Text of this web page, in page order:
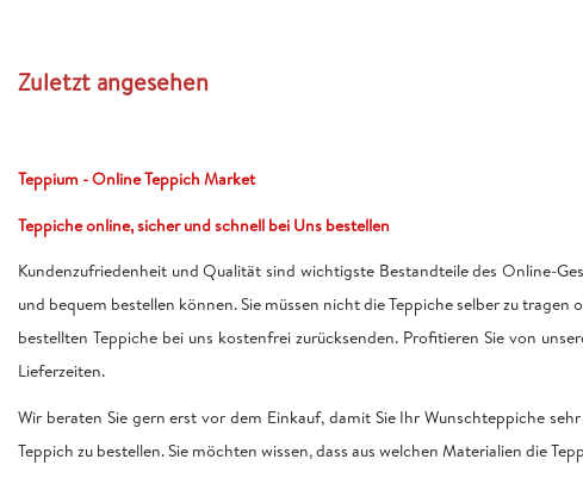
Zuletzt angesehen
Teppium - Online Teppich Market
Teppiche online, sicher und schnell bei Uns bestellen
Kundenzufriedenheit und Qualität sind wichtigste Bestandteile des Online-
und bequem bestellen können. Sie müssen nicht die Teppiche selber zu
bestellten Teppiche bei uns kostenfrei zurücksenden. Profitieren Sie von
Lieferzeiten.
Wir beraten Sie gern erst vor dem Einkauf, damit Sie Ihr Wunschteppiche
Teppich zu bestellen. Sie möchten wissen, dass aus welchen Materialien die